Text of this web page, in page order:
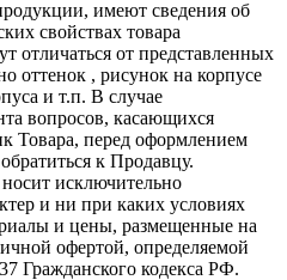
имеют сведения об
свойствах товара
отличаться от представленных
оттенок , рисунок на корпусе
и т.п. В случае
вопросов, касающихся
Товара, перед оформлением
к Продавцу.
исключительно
и ни при каких условиях
и цены, размещенные на
офертой, определяемой
Гражданского кодекса РФ.